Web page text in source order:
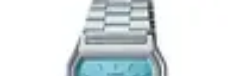
Consejos y MantenimientoGuías y TutorialesConsejos de
Guía de CompraGuías de Compra
Urgencia Alarma